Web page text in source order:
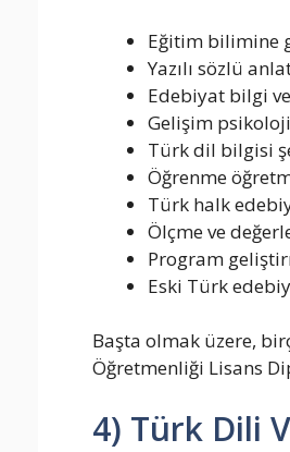
Eğitim bilimine
Yazılı sözlü
Edebiyat bilgi
Gelişim
Türk dil bilgisi
Öğrenme
Türk halk
Ölçme ve
Program
Eski Türk
Başta olmak üzere,
Öğretmenliği Lisans
4) Türk Dili